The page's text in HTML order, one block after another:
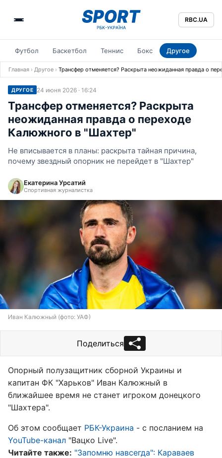
RBC.UA
Футбол Баскетбол Теннис Бокс Другое
Главная › Другое › Трансфер отменяется? Раскрыта неожиданная правда о
ДРУГОЕ 24 июня 2026 · 16:24
Трансфер отменяется? Раскрыта
неожиданная правда о переходе
Калюжного в "Шахтер"
Не вписывается в планы: раскрыта тайная причина,
почему звездный опорник не перейдет в "Шахтер"
Екатерина Урсатий
Спортивная журналистка
Иван Калюжный (фото: УАФ)
Поделиться
Опорный полузащитник сборной Украины и
капитан ФК "Харьков" Иван Калюжный в
ближайшее время не станет игроком донецкого
"Шахтера".
Об этом сообщает РБК-Украина - с посланием на
YouTube-канал "Вацко Live".
Читайте также: "Запомню навсегда": Караваев